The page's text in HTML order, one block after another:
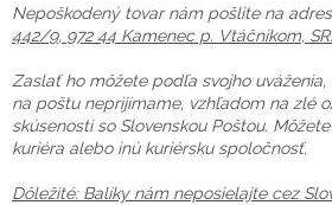
Nepoškodený tovar nám pošlite na
442/9, 972 44 Kamenec p. Vtáčnikom, SR.
Zaslať ho môžete podľa svojho
na poštu neprijímame, vzhľadom na zlé
skúsenosti so Slovenskou Poštou.
kuriéra alebo inú kuriérsku spoločnosť.
Dôležité: Balíky nám neposielajte cez